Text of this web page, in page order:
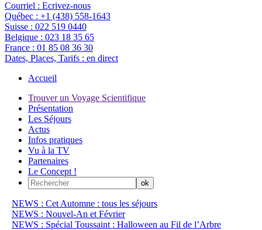
Courriel : Ecrivez-nous
Québec : +1 (438) 558-1643
Suisse : 022 519 0440
Belgique : 023 18 35 65
France : 01 85 08 36 30
Dates, Places, Tarifs : en direct
Accueil
Trouver un Voyage Scientifique
Présentation
Les Séjours
Actus
Infos pratiques
Vu à la TV
Partenaires
Le Concept !
NEWS : Cet Automne : tous les séjours
NEWS : Nouvel-An et Février
NEWS : Spécial Toussaint : Halloween au Fil de l’Arbre